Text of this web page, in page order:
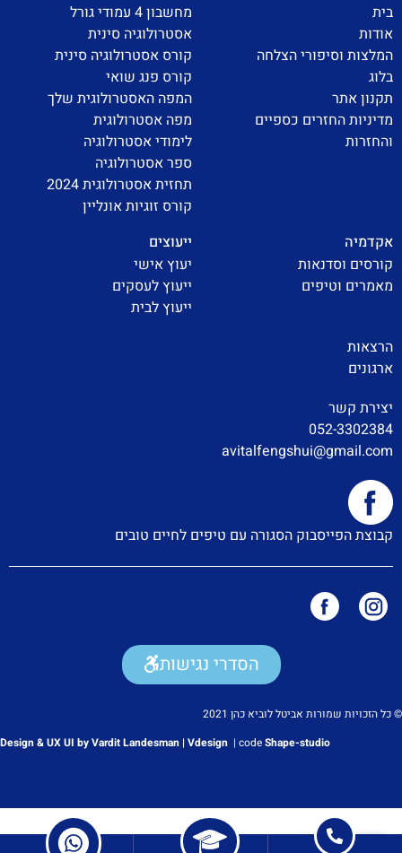
בית
אודות
המלצות וסיפורי הצלחה
בלוג
תקנון אתר
מדיניות החזרים כספיים
והחזרות
מחשבון 4 עמודי גורל
אסטרולוגיה סינית
קורס אסטרולוגיה סינית
קורס פנג שואי
המפה האסטרולוגית שלך
מפה אסטרולוגית
לימודי אסטרולוגיה
ספר אסטרולוגיה
תחזית אסטרולוגית 2024
קורס זוגיות אונליין
אקדמיה
קורסים וסדנאות
מאמרים וטיפים
ייעוצים
יעוץ אישי
ייעוץ לעסקים
ייעוץ לבית
הרצאות
ארגונים
יצירת קשר
052-3302384
avitalfengshui@gmail.com
קבוצת הפייסבוק הסגורה עם טיפים לחיים טובים
הסדרי נגישות
© כל הזכויות שמורות אביטל לוביא כהן 2021
Design & UX UI by Vardit Landesman | Vdesign | codeShape-studio